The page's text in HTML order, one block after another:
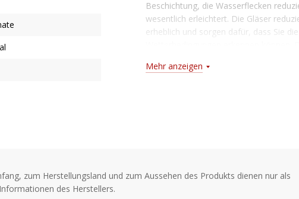
Beschichtung, die Wasserflecken
wesentlich erleichtert. Die Gläser
erheblich und sorgen dafür, dass Sie
sind. Die Anti-Reflex-Beschichtung auf
Bruchsichere polarisierte
Mehr anzeigen
zum Herstellungsland und zum Aussehen des Produkts dienen nur als
des Herstellers.